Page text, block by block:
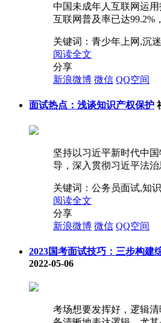
中国未成年人互联网运
互联网普及率已达
关键词： 青少年上网,沉
阅读全文
分享
新浪微博 微信 QQ空间
面试热点：浅谈知识产权保护
坚持以习近平新时代中
导，深入贯彻习近平法
关键词： 公务员面试,知
阅读全文
分享
新浪微博 微信 QQ空间
2023国考面试技巧：三步构建
2022-05-06
考场想要发挥好，逻辑